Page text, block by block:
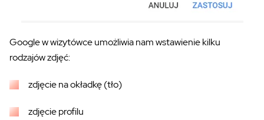
Google w wizytówce umożliwia nam wstawienie kilku
rodzajów zdjęć:
zdjęcie na okładkę (tło)
zdjęcie profilu